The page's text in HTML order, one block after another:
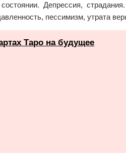
Депрессия,
пессимизм, утрата
Таро на будущее